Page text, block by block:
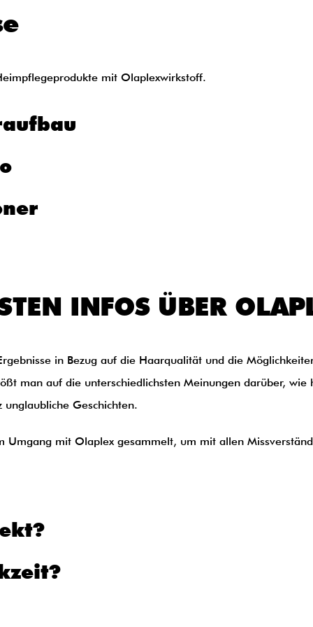
mit Olaplexwirkstoff.
INFOS ÜBER
in Bezug auf die Haarqualität und die
man auf die unterschiedlichsten Meinungen darüber,
Geschichten.
Umgang mit Olaplex gesammelt, um mit allen